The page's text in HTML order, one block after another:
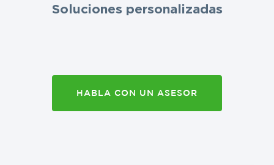
Soluciones personalizadas
HABLA CON UN ASESOR